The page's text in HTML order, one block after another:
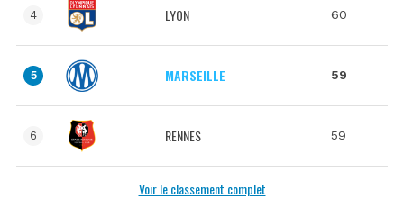
4 LYON 60
5 MARSEILLE 59
6 RENNES 59
Voir le classement complet